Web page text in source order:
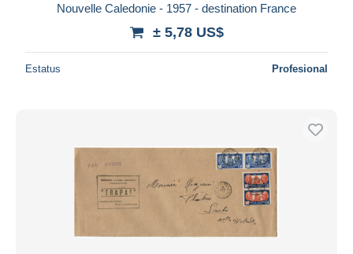
Nouvelle Caledonie - 1957 - destination France
± 5,78 US$
Estatus Profesional